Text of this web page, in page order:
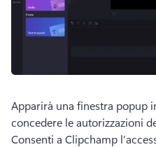
Apparirà una finestra popup
Consenti a Clipchamp